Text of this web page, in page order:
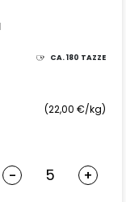
CA.180 TAZZE
(22,00 €/kg)
- +